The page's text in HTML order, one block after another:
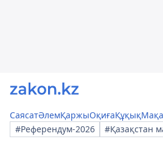
СаясатӘлемҚаржыОқиғаҚұқық
#Референдум-2026
#Қазақстан